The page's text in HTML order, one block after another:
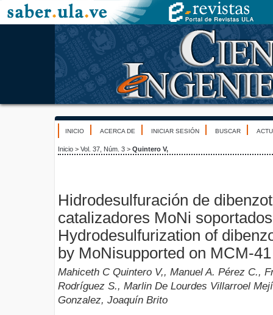
INICIO ACERCA DE INICIAR SESIÓN BUSCAR
Inicio > Vol. 37, Núm. 3 > Quintero V,
Hidrodesulfuración de
catalizadores MoNi
Hydrodesulfurization of
by MoNisupported on MCM-41
Mahiceth C Quintero V,, Manuel A. Pérez C.,
Rodríguez S., Marlin De Lourdes Villarroel
Gonzalez, Joaquín Brito